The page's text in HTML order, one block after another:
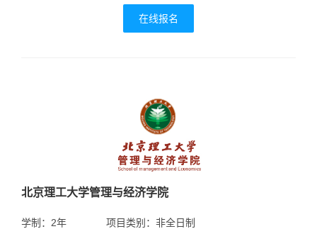
在线报名
北京理工大学管理与经济学院
学制：2年
项目类别：非全日制